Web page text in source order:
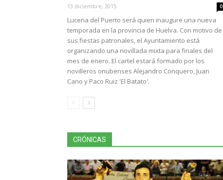
13 diciembre, 2015 0
Lucena del Puerto será quien inaugure una nueva
temporada en la provincia de Huelva. Con motivo de
sus fiestas patronales, el Ayuntamiento está
organizando una novillada mixta para finales del
mes de enero. El cartel estará formado por los
novilleros onubenses Alejandro Conquero, Juan
Cano y Paco Ruiz 'El Batato'.
CRÓNICAS